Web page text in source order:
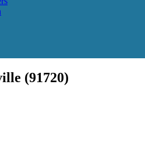
(91720)